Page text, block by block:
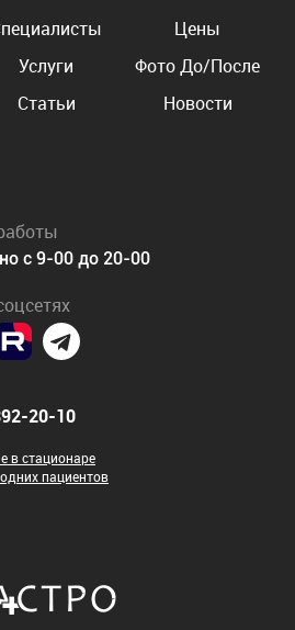
Цены
Услуги
Фото До/После
Статьи
Новости
с 9-00 до 20-00
20-10
в стационаре
пациентов